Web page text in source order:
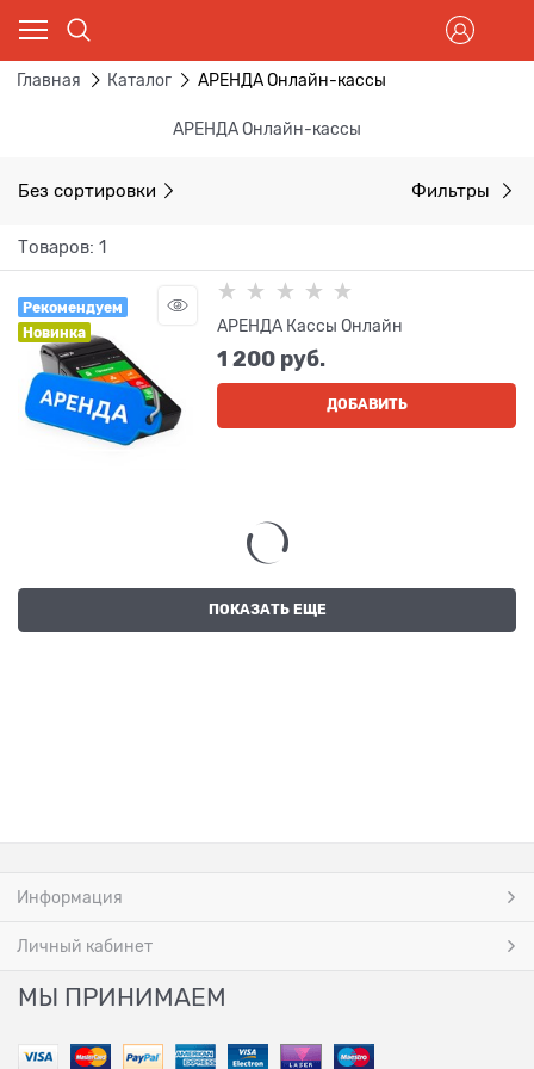
Главная Каталог АРЕНДА Онлайн-кассы
АРЕНДА Онлайн-кассы
Без сортировки Фильтры
Товаров: 1
Рекомендуем
Новинка
АРЕНДА Кассы Онлайн
1 200 руб.
ДОБАВИТЬ
ПОКАЗАТЬ ЕЩЕ
Информация
Личный кабинет
МЫ ПРИНИМАЕМ